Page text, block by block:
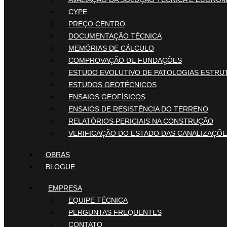
CYPE
PREÇO CENTRO
DOCUMENTAÇÃO TÉCNICA
MEMÓRIAS DE CÁLCULO
COMPROVAÇÃO DE FUNDAÇÕES
ESTUDO EVOLUTIVO DE PATOLOGIAS
ESTUDOS GEOTÉCNICOS
ENSAIOS GEOFÍSICOS
ENSAIOS DE RESISTÊNCIA DO TERRENO
RELATÓRIOS PERICIAIS NA CONSTRUÇÃO
VERIFICAÇÃO DO ESTADO DAS
OBRAS
BLOGUE
EMPRESA
EQUIPE TÉCNICA
PERGUNTAS FREQUENTES
CONTATO